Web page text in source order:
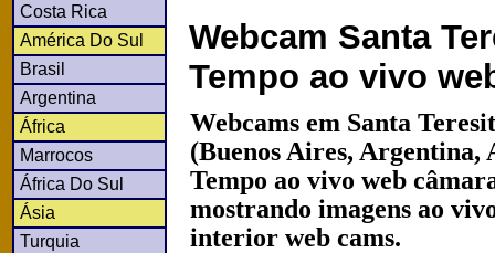
Costa Rica
América Do Sul
Brasil
Argentina
África
Marrocos
África Do Sul
Ásia
Turquia
Webcam Santa
Tempo ao vivo
Webcams em Santa
(Buenos Aires, Argentina,
Tempo ao vivo web
mostrando imagens ao
interior web cams.